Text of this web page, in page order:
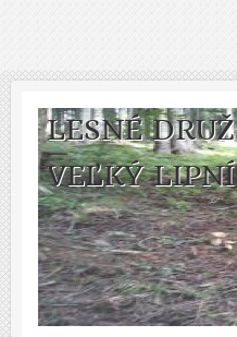
LESNÉ
VEĽKÝ